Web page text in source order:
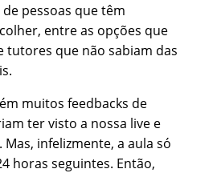
pessoas que têm
entre as opções que
tutores que não sabiam das
muitos feedbacks de
ter visto a nossa live e
infelizmente, a aula só
horas seguintes. Então,